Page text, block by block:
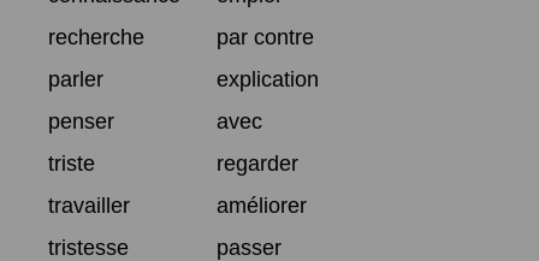
recherche
par contre
parler
explication
penser
avec
triste
regarder
travailler
améliorer
tristesse
passer